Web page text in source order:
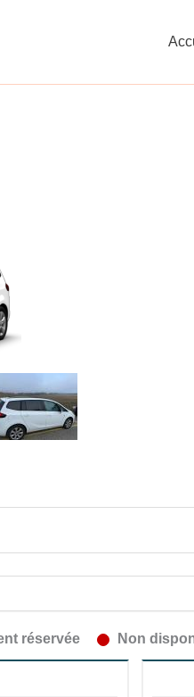
réservée Non